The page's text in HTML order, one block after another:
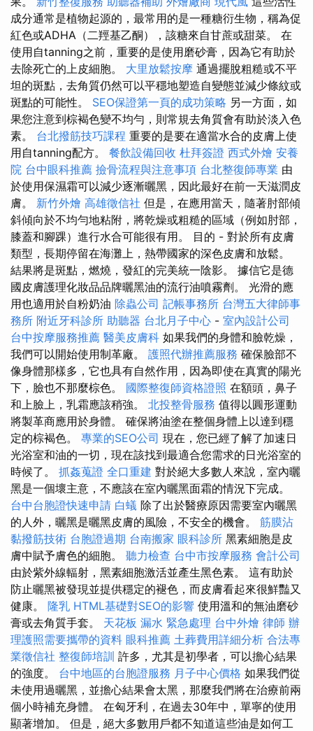
成分通常是植物起源的，最常用的是一種糖衍生物，稱為促
紅色或ADHA（二羥基乙酮），該糖來自甘蔗或甜菜。 在
使用自tanning之前，重要的是使用磨砂膏，因為它有助於
去除死亡的上皮細胞。 大里放鬆按摩 通過擺脫粗糙或不平
坦的斑點，去角質仍然可以平穩地塑造自變態並減少條紋或
斑點的可能性。 SEO保證第一頁的成功策略 另一方面，如
果您注意到棕褐色變不均勻，則常規去角質會有助於淡入色
素。 台北撥筋技巧課程 重要的是要在適當水合的皮膚上使
用自tanning配方。 餐飲設備回收 杜拜簽證 西式外燴 安養
院 台中眼科推薦 撿骨流程與注意事項 台北整復師專業 由
於使用保濕霜可以減少逐漸曬黑，因此最好在前一天滋潤皮
膚。 新竹外燴 高雄徵信社 但是，在應用當天，隨著肘部傾
斜傾向於不均勻地粘附，將乾燥或粗糙的區域（例如肘部，
膝蓋和腳踝）進行水合可能很有用。 目的 - 對於所有皮膚
類型，長期停留在海灘上，熱帶國家的深色皮膚和放鬆。
結果將是斑點，燃燒，發紅的完美統一陰影。 據信它是德
國皮膚護理化妝品品牌曬黑油的流行油噴霧劑。 光滑的應
用也適用於自粉奶油 除蟲公司 記帳事務所 台灣五大律師事
務所 附近牙科診所 助聽器 台北月子中心 - 室內設計公司
台中按摩服務推薦 醫美皮膚科 如果我們的身體和臉乾燥，
我們可以開始使用制革廠。 護照代辦推薦服務 確保臉部不
像身體那樣多，它也具有自然作用，因為即使在真實的陽光
下，臉也不那麼棕色。 國際整復師資格證照 在額頭，鼻子
和上臉上，乳霜應該稍強。 北投整骨服務 值得以圓形運動
將製革商應用於身體。 確保將油塗在整個身體上以達到穩
定的棕褐色。 專業的SEO公司 現在，您已經了解了加速日
光浴室和油的一切，現在該找到最適合您需求的日光浴室的
時候了。 抓姦蒐證 全口重建 對於絕大多數人來說，室內曬
黑是一個壞主意，不應該在室內曬黑面霜的情況下完成。
台中台胞證快速申請 白蟻 除了出於醫療原因需要室內曬黑
的人外，曬黑是曬黑皮膚的風險，不安全的機會。 筋膜沾
黏撥筋技術 台胞證過期 台南搬家 眼科診所 黑素細胞是皮
膚中賦予膚色的細胞。 聽力檢查 台中市按摩服務 會計公司
由於紫外線輻射，黑素細胞激活並產生黑色素。 這有助於
防止曬黑被發現並提供穩定的褪色，而皮膚看起來很鮮豔又
健康。 隆乳 HTML基礎對SEO的影響 使用溫和的無油磨砂
膏或去角質手套。 天花板 漏水 緊急處理 台中外燴 律師 辦
理護照需要攜帶的資料 眼科推薦 土葬費用詳細分析 合法專
業徵信社 整復師培訓 許多，尤其是初學者，可以擔心結果
的強度。 台中地區的台胞證服務 月子中心價格 如果我們從
未使用過曬黑，並擔心結果會太黑，那麼我們將在治療前兩
個小時補充身體。 在匈牙利，在過去30年中，單寧的使用
顯著增加。 但是，絕大多數用戶都不知道這些油是如何工